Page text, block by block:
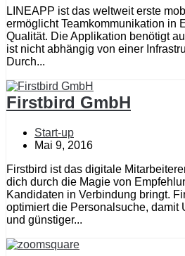
LINEAPP ist das weltweit erste
ermöglicht Teamkommunikation in
Qualität. Die Applikation benötigt
ist nicht abhängig von einer
Durch...
Firstbird GmbH
Start-up
Mai 9, 2016
Firstbird ist das digitale
dich durch die Magie von
Kandidaten in Verbindung bringt.
optimiert die Personalsuche, damit
und günstiger...